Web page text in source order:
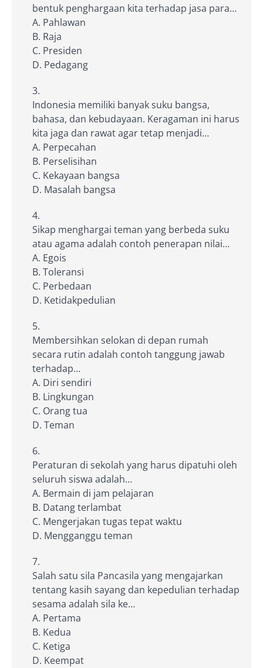
bentuk penghargaan kita terhadap jasa para…
A. Pahlawan
B. Raja
C. Presiden
D. Pedagang
Indonesia memiliki banyak suku bangsa,
bahasa, dan kebudayaan. Keragaman ini harus
kita jaga dan rawat agar tetap menjadi…
A. Perpecahan
B. Perselisihan
C. Kekayaan bangsa
D. Masalah bangsa
Sikap menghargai teman yang berbeda suku
atau agama adalah contoh penerapan nilai…
A. Egois
B. Toleransi
C. Perbedaan
D. Ketidakpedulian
Membersihkan selokan di depan rumah
secara rutin adalah contoh tanggung jawab
terhadap…
A. Diri sendiri
B. Lingkungan
C. Orang tua
D. Teman
Peraturan di sekolah yang harus dipatuhi oleh
seluruh siswa adalah…
A. Bermain di jam pelajaran
B. Datang terlambat
C. Mengerjakan tugas tepat waktu
D. Mengganggu teman
Salah satu sila Pancasila yang mengajarkan
tentang kasih sayang dan kepedulian terhadap
sesama adalah sila ke…
A. Pertama
B. Kedua
C. Ketiga
D. Keempat